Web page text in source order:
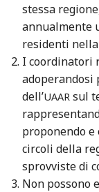
stessa
annualmente
residenti
I coordinatori
adoperandosi
dell’UAAR sul
proponendo
circoli della
sprovviste di
Non possono